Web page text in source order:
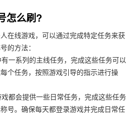
怎么刷?
在线游戏，可以通过完成特定任务来获
的方法：
一系列的主线任务，完成这些任务可以
个任务，按照游戏引导的指示进行操
都会提供一些日常任务，完成这些任务
号。确保每天都登录游戏并完成日常任